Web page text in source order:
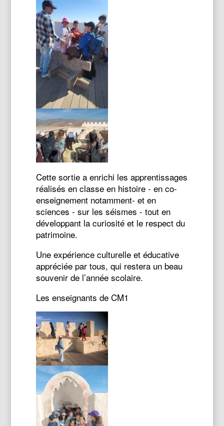
Cette sortie a enrichi les apprentissages
réalisés en classe en histoire - en co-
enseignement notamment- et en
sciences - sur les séismes - tout en
développant la curiosité et le respect du
patrimoine.
Une expérience culturelle et éducative
appréciée par tous, qui restera un beau
souvenir de l’année scolaire.
Les enseignants de CM1